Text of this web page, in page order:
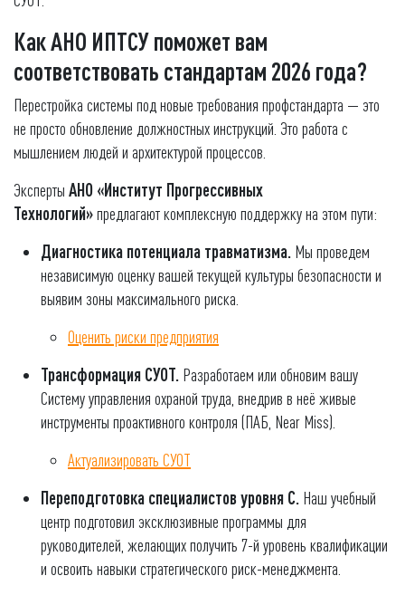
Как АНО ИПТСУ поможет вам
соответствовать стандартам 2026 года?
Перестройка системы под новые требования профстандарта — это
не просто обновление должностных инструкций. Это работа с
мышлением людей и архитектурой процессов.
Эксперты АНО «Институт Прогрессивных
Технологий»предлагают комплексную поддержку на этом пути:
Диагностика потенциала травматизма. Мы проведем
независимую оценку вашей текущей культуры безопасности и
выявим зоны максимального риска.
Оценить риски предприятия
Трансформация СУОТ. Разработаем или обновим вашу
Систему управления охраной труда, внедрив в неё живые
инструменты проактивного контроля (ПАБ, Near Miss).
Актуализировать СУОТ
Переподготовка специалистов уровня С. Наш учебный
центр подготовил эксклюзивные программы для
руководителей, желающих получить 7-й уровень квалификации
и освоить навыки стратегического риск-менеджмента.